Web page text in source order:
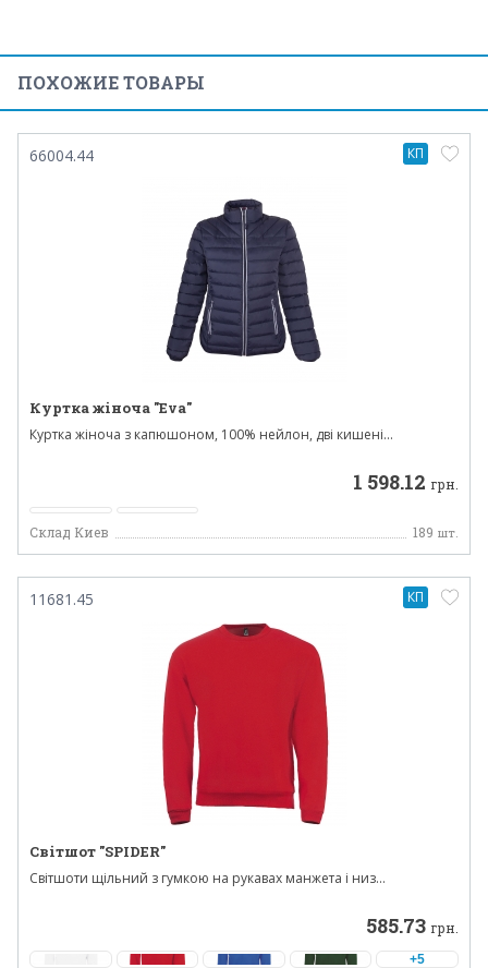
ПОХОЖИЕ ТОВАРЫ
66004.44
Куртка жіноча "Eva"
Куртка жіноча з капюшоном, 100% нейлон, дві кишені...
1 598.12 грн.
Склад Киев 189 шт.
КП
11681.45
Світшот "SPIDER"
Світшоти щільний з гумкою на рукавах манжета і низ...
585.73 грн.
+5
КП